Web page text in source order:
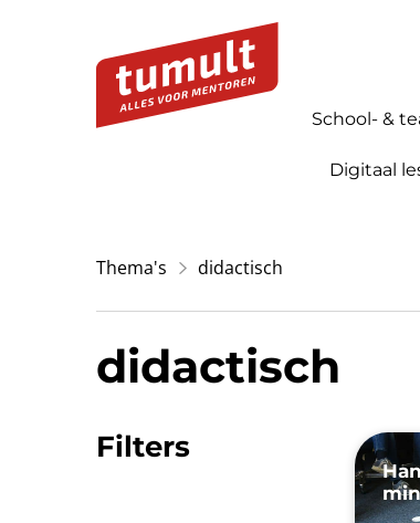
School- &
Digitaal
Thema's didactisch
didactisch
Filters